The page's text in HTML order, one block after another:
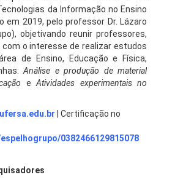
da Informação no Ensino
em 2019, pelo professor Dr. Lázaro
objetivando reunir professores,
o interesse de realizar estudos
de Ensino, Educação e Física,
Análise e produção de material
e Atividades experimentais no
| Certificação no
0382466129815078